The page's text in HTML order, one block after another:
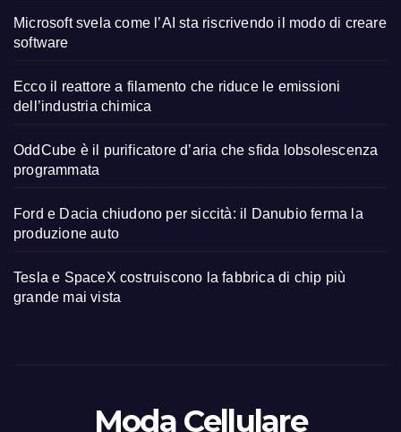
Microsoft svela come l’AI sta riscrivendo il modo di creare
software
Ecco il reattore a filamento che riduce le emissioni
dell’industria chimica
OddCube è il purificatore d’aria che sfida lobsolescenza
programmata
Ford e Dacia chiudono per siccità: il Danubio ferma la
produzione auto
Tesla e SpaceX costruiscono la fabbrica di chip più
grande mai vista
Moda Cellulare